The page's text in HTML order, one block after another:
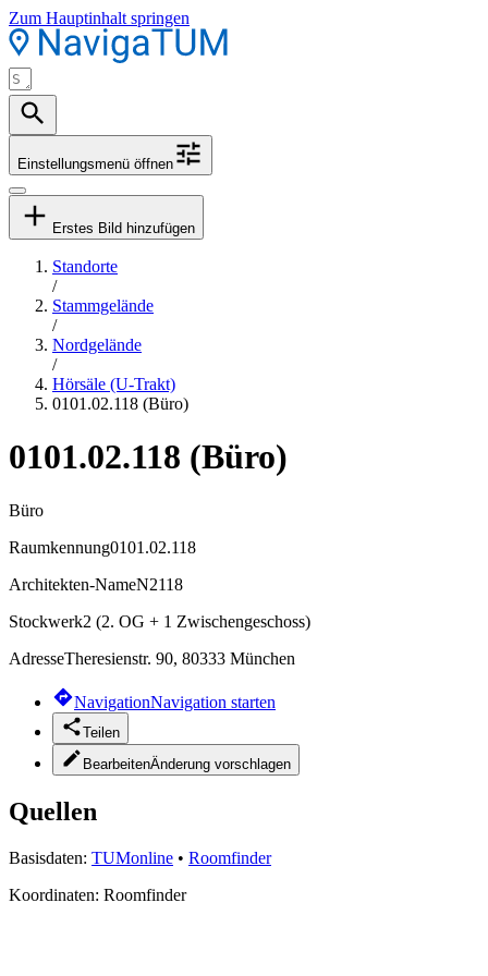
Zum Hauptinhalt springen
Einstellungsmenü öffnen
Erstes Bild hinzufügen
Standorte
/
Stammgelände
/
Nordgelände
/
Hörsäle (U-Trakt)
0101.02.118 (Büro)
0101.02.118 (Büro)
Büro
Raumkennung0101.02.118
Architekten-NameN2118
Stockwerk2 (2. OG + 1 Zwischengeschoss)
AdresseTheresienstr. 90, 80333 München
NavigationNavigation starten
Teilen
BearbeitenÄnderung vorschlagen
Quellen
Basisdaten: TUMonline • Roomfinder
Koordinaten: Roomfinder